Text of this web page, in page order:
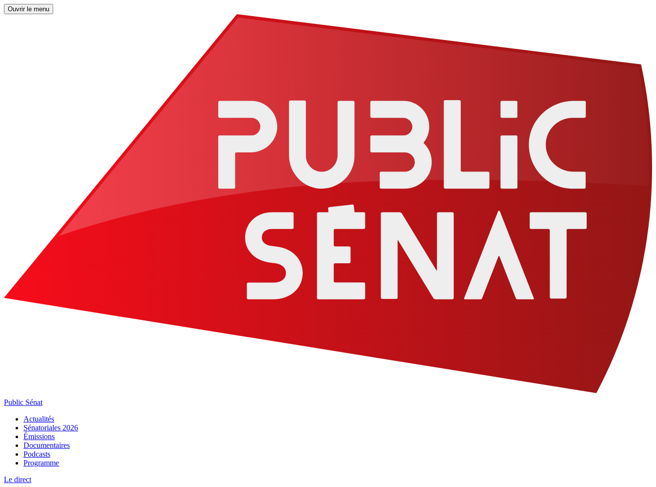
Ouvrir le menu
Public Sénat
Actualités
Sénatoriales 2026
Émissions
Documentaires
Podcasts
Programme
Le direct